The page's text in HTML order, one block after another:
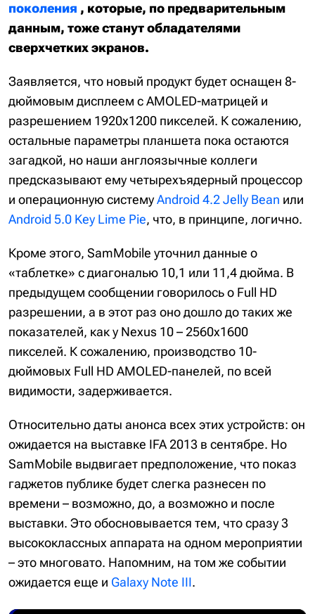
поколения , которые, по предварительным
данным, тоже станут обладателями
сверхчетких экранов.
Заявляется, что новый продукт будет оснащен 8-
дюймовым дисплеем с AMOLED-матрицей и
разрешением 1920х1200 пикселей. К сожалению,
остальные параметры планшета пока остаются
загадкой, но наши англоязычные коллеги
предсказывают ему четырехъядерный процессор
и операционную системуAndroid 4.2 Jelly Bean или
Android 5.0 Key Lime Pie, что, в принципе, логично.
Кроме этого, SamMobile уточнил данные о
«таблетке» с диагональю 10,1 или 11,4 дюйма. В
предыдущем сообщении говорилось о Full HD
разрешении, а в этот раз оно дошло до таких же
показателей, как у Nexus 10 – 2560х1600
пикселей. К сожалению, производство 10-
дюймовых Full HD AMOLED-панелей, по всей
видимости, задерживается.
Относительно даты анонса всех этих устройств: он
ожидается на выставке IFA 2013 в сентябре. Но
SamMobile выдвигает предположение, что показ
гаджетов публике будет слегка разнесен по
времени – возможно, до, а возможно и после
выставки. Это обосновывается тем, что сразу 3
высококлассных аппарата на одном мероприятии
– это многовато. Напомним, на том же событии
ожидается еще и Galaxy Note III.